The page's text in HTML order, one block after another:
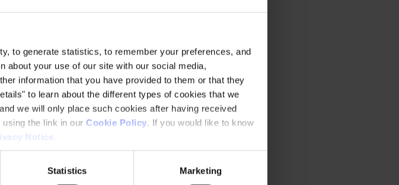
to generate statistics, to remember your preferences, and
about your use of our site with our social media,
information that you have provided to them or that they
to learn about the different types of cookies that we
we will only place such cookies after having received
the link in our Cookie Policy. If you would like to know
Notice
Statistics Marketing